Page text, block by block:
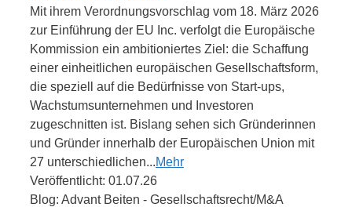
Mit ihrem Verordnungsvorschlag vom 18. März 2026
zur Einführung der EU Inc. verfolgt die Europäische
Kommission ein ambitioniertes Ziel: die Schaffung
einer einheitlichen europäischen Gesellschaftsform,
die speziell auf die Bedürfnisse von Start-ups,
Wachstumsunternehmen und Investoren
zugeschnitten ist. Bislang sehen sich Gründerinnen
und Gründer innerhalb der Europäischen Union mit
27 unterschiedlichen...Mehr
Veröffentlicht: 01.07.26
Blog: Advant Beiten - Gesellschaftsrecht/M&A